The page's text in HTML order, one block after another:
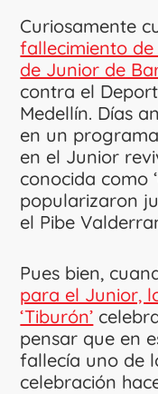
Curiosamente
fallecimiento
de Junior de
contra el
Medellín. Días
en un
en el Junior
conocida como
popularizaron
el Pibe
Pues bien,
para el Junior,
‘Tiburón’
pensar que en
fallecía uno de
celebración